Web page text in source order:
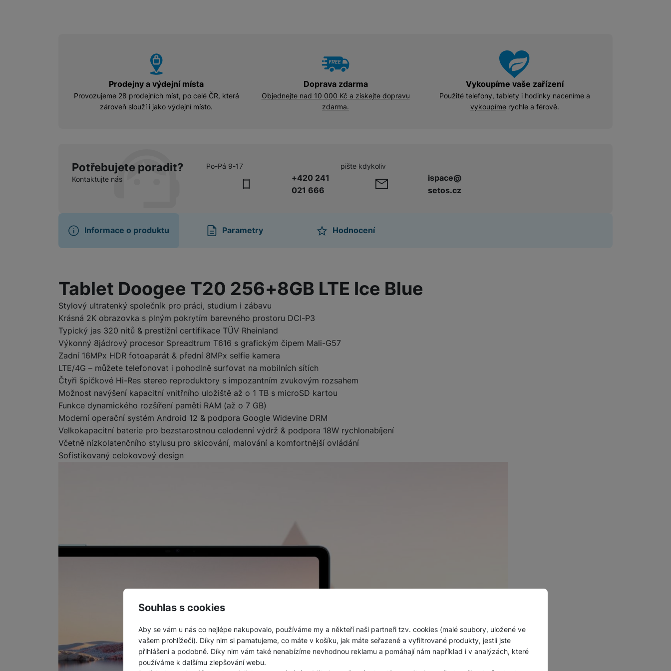
Souhlas s cookies
Aby se vám u nás co nejlépe nakupovalo, používáme my a někteří naši partneři tzv. cookies (malé soubory, uložené ve
vašem prohlížeči). Díky nim si pamatujeme, co máte v košíku, jak máte seřazené a vyfiltrované produkty, jestli jste
přihlášeni a podobně. Díky nim vám také nenabízíme nevhodnou reklamu a pomáhají nám například i v analýzách, které
používáme k dalšímu zlepšování webu.
Prodejny a výdejní místa
Provozujeme 28 prodejních míst, po celé ČR, která
zároveň slouží i jako výdejní místo.
Doprava zdarma
Objednejte nad 10 000 Kč a získejte dopravu
zdarma.
Vykoupíme vaše zařízení
Použité telefony, tablety i hodinky naceníme a
vykoupímerychle a férově.
Potřebujete poradit?
Kontaktujte nás
Po-Pá 9-17
+420 241
021 666
pište kdykoliv
ispace@
setos.cz
Informace o produktu Parametry Hodnocení
Tablet Doogee T20 256+8GB LTE Ice Blue
Stylový ultratenký společník pro práci, studium i zábavu
Krásná 2K obrazovka s plným pokrytím barevného prostoru DCI-P3
Typický jas 320 nitů & prestižní certifikace TÜV Rheinland
Výkonný 8jádrový procesor Spreadtrum T616 s grafickým čipem Mali-G57
Zadní 16MPx HDR fotoaparát & přední 8MPx selfie kamera
LTE/4G – můžete telefonovat i pohodlně surfovat na mobilních sítích
Čtyři špičkové Hi-Res stereo reproduktory s impozantním zvukovým rozsahem
Možnost navýšení kapacitní vnitřního uložiště až o 1 TB s microSD kartou
Funkce dynamického rozšíření paměti RAM (až o 7 GB)
Moderní operační systém Android 12 & podpora Google Widevine DRM
Velkokapacitní baterie pro bezstarostnou celodenní výdrž & podpora 18W rychlonabíjení
Včetně nízkolatenčního stylusu pro skicování, malování a komfortnější ovládání
Sofistikovaný celokovový design